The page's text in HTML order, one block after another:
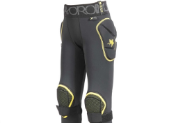
ご利用ガイド
会員ランク
店頭受取サービス
ギフトラッピング
アフターサポート
下取り保証について
よくある質問
店舗一覧
お問い合わせ